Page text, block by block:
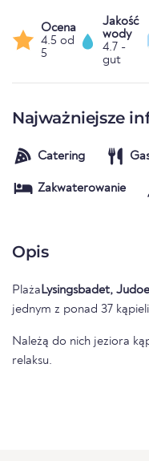
Ocena
4.5 od
5
Jakość
wody
4.7 -
gut
Najważniejsze
Catering
Zakwaterowanie
Opis
Plaża Lysingsbadet,
jednym z ponad 37
Należą do nich jeziora
relaksu.